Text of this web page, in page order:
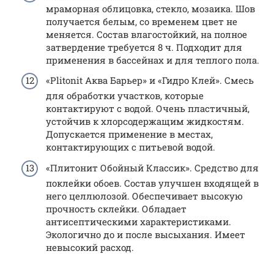
мраморная облицовка, стекло, мозаика. Шов
получается белым, со временем цвет не
меняется. Состав влагостойкий, на полное
затвердение требуется 8 ч. Подходит для
применения в бассейнах и для теплого пола.
«Plitonit Аква Барьер» и «Гидро Клей». Смесь
для обработки участков, которые
контактируют с водой. Очень пластичный,
устойчив к хлорсодержащим жидкостям.
Допускается применение в местах,
контактирующих с питьевой водой.
«Плитонит Обойный Классик». Средство для
поклейки обоев. Состав улучшен входящей в
него целлюлозой. Обеспечивает высокую
прочность склейки. Обладает
антисептическими характеристиками.
Экологично до и после высыхания. Имеет
невысокий расход.